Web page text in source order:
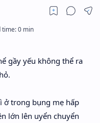
gầy yếu không thể ra
ở trong bụng mẹ hấp
lớn lên uyển chuyển